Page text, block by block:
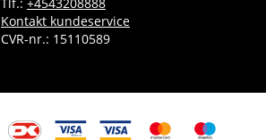
Kontakt kundeservice
CVR-nr.: 15110589